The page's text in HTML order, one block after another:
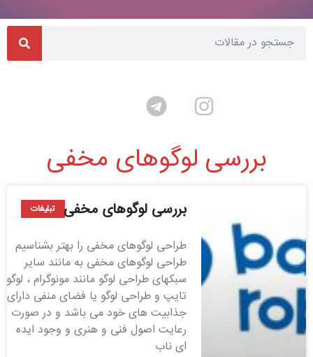
بررسی لوگوهای مخفی
تبلیغات بررسی لوگوهای مخفی
طراحی لوگوهای مخفی را بهتر بشناسیم
طراحی لوگوهای مخفی به مانند سایر
سبکهای طراحی لوگو مانند مونوگرام ، لوگو
تایپ و طراحی لوگو یا فضای منفی دارای
جذابیت های خود می باشد و در صورت
رعایت اصول فنی و هنری و وجود ایده
ای ناب